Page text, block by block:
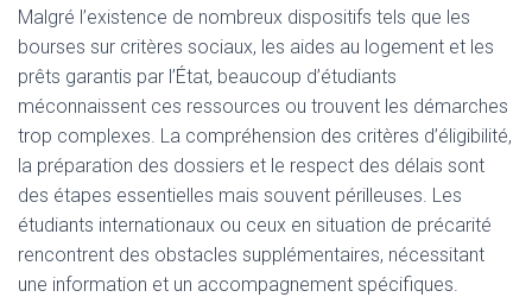
Malgré l’existence de nombreux dispositifs tels que les
bourses sur critères sociaux, les aides au logement et les
prêts garantis par l’État, beaucoup d’étudiants
méconnaissent ces ressources ou trouvent les démarches
trop complexes. La compréhension des critères d’éligibilité,
la préparation des dossiers et le respect des délais sont
des étapes essentielles mais souvent périlleuses. Les
étudiants internationaux ou ceux en situation de précarité
rencontrent des obstacles supplémentaires, nécessitant
une information et un accompagnement spécifiques.